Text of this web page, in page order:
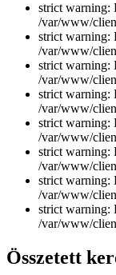
strict warning:
/var/www/
strict warning:
/var/www/
strict warning:
/var/www/
strict warning:
/var/www/
strict warning:
/var/www/
strict warning:
/var/www/
strict warning:
/var/www/
strict warning:
/var/www/
Összetett